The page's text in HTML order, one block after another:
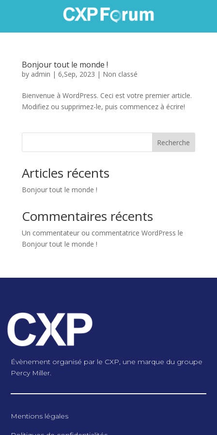
Bonjour tout le monde !
by admin | 6,Sep, 2023 | Non classé
Bienvenue à WordPress. Ceci est votre premier article.
Modifiez ou supprimez-le, puis commencez à écrire!
Recherche
Articles récents
Bonjour tout le monde !
Commentaires récents
Un commentateur ou commentatrice WordPress le
Bonjour tout le monde !
Évènement organisé par le CXP, une marque du groupe
Percy Miller.
Mentions légales